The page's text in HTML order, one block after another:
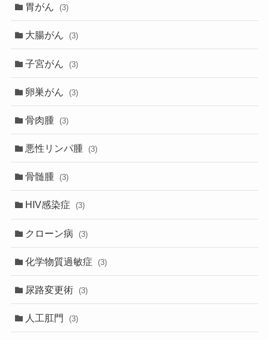
胃がん (3)
大腸がん (3)
子宮がん (3)
卵巣がん (3)
骨肉腫 (3)
悪性リンパ腫 (3)
骨髄腫 (3)
HIV感染症 (3)
クローン病 (3)
化学物質過敏症 (3)
尿路変更術 (3)
人工肛門 (3)